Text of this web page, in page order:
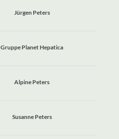
Jürgen Peters
Gruppe Planet Hepatica
Alpine Peters
Susanne Peters